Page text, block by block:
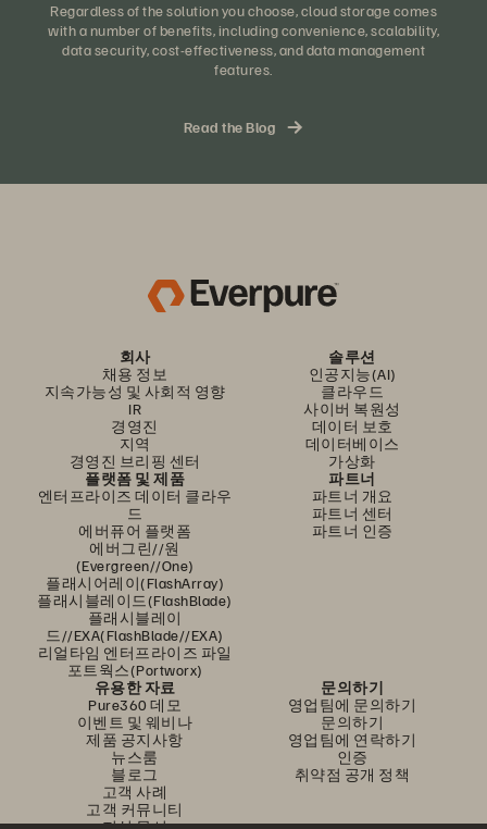
Regardless of the solution you choose, cloud storage comes
with a number of benefits, including convenience, scalability,
data security, cost-effectiveness, and data management
features.
Read the Blog
회사
채용 정보
지속가능성 및 사회적 영향
IR
경영진
지역
경영진 브리핑 센터
솔루션
인공지능(AI)
클라우드
사이버 복원성
데이터 보호
데이터베이스
가상화
플랫폼 및 제품
엔터프라이즈 데이터 클라우
드
에버퓨어 플랫폼
에버그린//원
(Evergreen//One)
플래시어레이(FlashArray)
플래시블레이드(FlashBlade)
플래시블레이
드//EXA(FlashBlade//EXA)
리얼타임 엔터프라이즈 파일
포트웍스(Portworx)
파트너
파트너 개요
파트너 센터
파트너 인증
유용한 자료
Pure360 데모
이벤트 및 웨비나
제품 공지사항
뉴스룸
블로그
고객 사례
고객 커뮤니티
문의하기
영업팀에 문의하기
문의하기
영업팀에 연락하기
인증
취약점 공개 정책